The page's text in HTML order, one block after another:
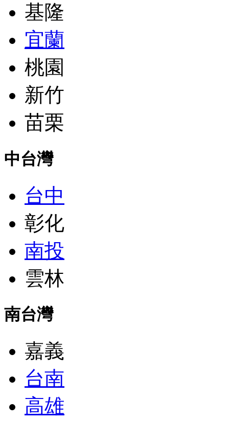
基隆
宜蘭
桃園
新竹
苗栗
中台灣
台中
彰化
南投
雲林
南台灣
嘉義
台南
高雄